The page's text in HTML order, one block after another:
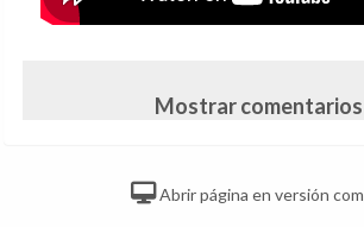
Mostrar comentarios
Abrir página en versión